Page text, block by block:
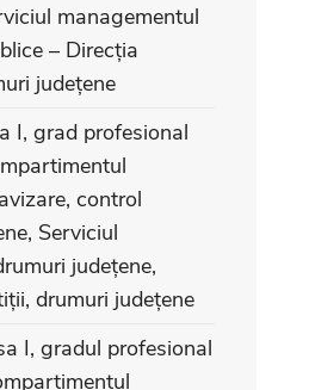
managementul
– Direcția
județene
I, grad profesional
control
Serviciul
județene,
drumuri județene
I, gradul profesional